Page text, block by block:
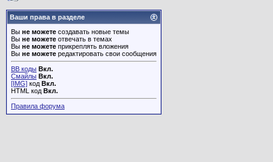
Ваши права в разделе
Вы не можете создавать новые темы
Вы не можете отвечать в темах
Вы не можете прикреплять вложения
Вы не можете редактировать свои сообщения
BB коды Вкл.
Смайлы Вкл.
[IMG] код Вкл.
HTML код Вкл.
Правила форума